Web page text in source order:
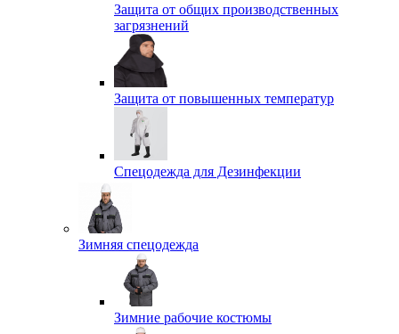
Защита от общих производственных
загрязнений
Защита от повышенных температур
Спецодежда для Дезинфекции
Зимняя спецодежда
Зимние рабочие костюмы